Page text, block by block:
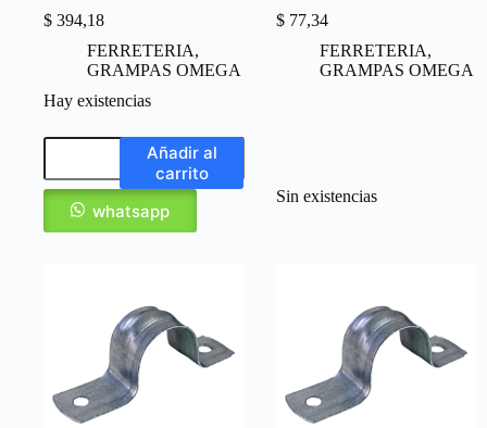
$ 394,18
FERRETERIA,
GRAMPAS OMEGA
Hay existencias
Añadir al
carrito
whatsapp
$ 77,34
FERRETERIA,
GRAMPAS OMEGA
Sin existencias